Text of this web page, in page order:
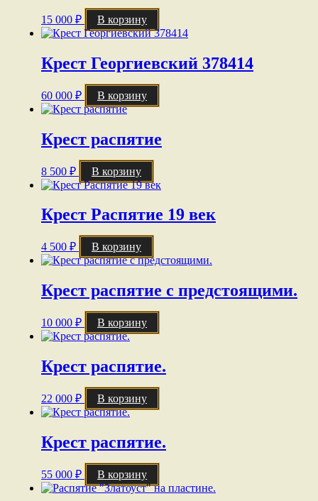
15 000 ₽ В корзину
Крест Георгиевский 378414
60 000 ₽ В корзину
Крест распятие
8 500 ₽ В корзину
Крест Распятие 19 век
4 500 ₽ В корзину
Крест распятие с предстоящими.
10 000 ₽ В корзину
Крест распятие.
22 000 ₽ В корзину
Крест распятие.
55 000 ₽ В корзину